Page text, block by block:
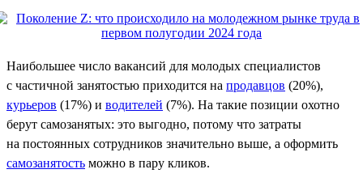
Наибольшее число вакансий для молодых специалистов
с частичной занятостью приходится на продавцов (20%),
курьеров (17%) и водителей (7%). На такие позиции охотно
берут самозанятых: это выгодно, потому что затраты
на постоянных сотрудников значительно выше, а оформить
самозанятость можно в пару кликов.